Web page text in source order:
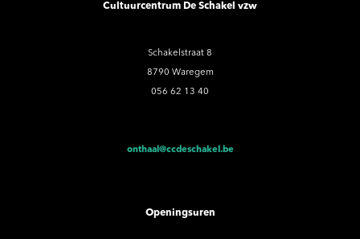
Cultuurcentrum De Schakel vzw
Schakelstraat 8
8790 Waregem
056 62 13 40
onthaal@ccdeschakel.be
Openingsuren